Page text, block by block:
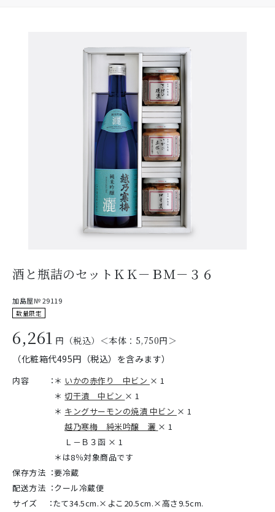
酒と瓶詰のセットＫＫ－ＢＭ－３６
加島屋№ 29119
数量限定
6,261 円（税込）＜本体： 5,750円＞
（化粧箱代495円（税込）を含みます）
内容 ：＊ いかの赤作り 中ビン × 1
＊切干漬 中ビン × 1
＊ キングサーモンの焼漬 中ビン × 1
越乃寒梅 純米吟醸 灑 × 1
Ｌ－Ｂ３函 × 1
＊は8％対象商品です
保存方法 ：要冷蔵
配送方法 ：クール冷蔵便
サイズ
：たて34.5cm.×よこ20.5cm.×高さ9.5cm.